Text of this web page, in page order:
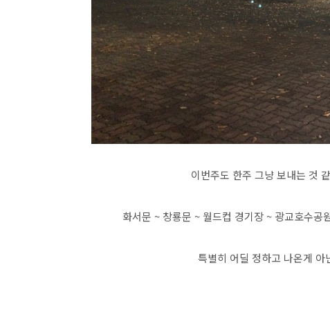
이번주도 한주 그냥 보내는 것
화서문 ~ 창룡문 ~ 월드컵 경기장 ~ 광교호수
특별히 어딜 정하고 나온게